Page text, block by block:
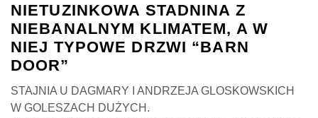
NIETUZINKOWA STADNINA Z
NIEBANALNYM KLIMATEM, A W
NIEJ TYPOWE DRZWI “BARN
DOOR”
STAJNIA U DAGMARY I ANDRZEJA GLOSKOWSKICH
W GOLESZACH DUŻYCH.